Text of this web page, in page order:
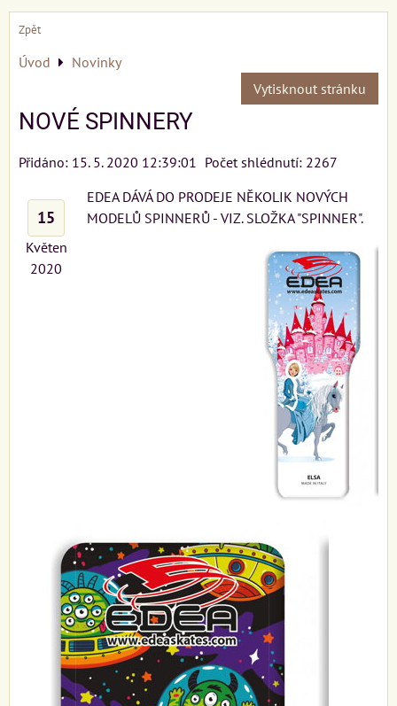
Zpět
Úvod
Novinky
Vytisknout stránku
NOVÉ SPINNERY
Přidáno: 15. 5. 2020 12:39:01 Počet shlédnutí: 2267
15
Květen
2020
EDEA DÁVÁ DO PRODEJE NĚKOLIK NOVÝCH
MODELŮ SPINNERŮ - VIZ. SLOŽKA "SPINNER".